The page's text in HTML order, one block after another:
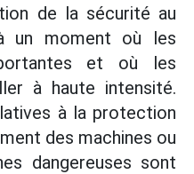
de la sécurité au
un moment où les
et où les
à haute intensité.
à la protection
des machines ou
dangereuses sont